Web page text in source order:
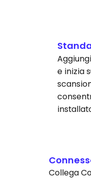
e inizia
Collega